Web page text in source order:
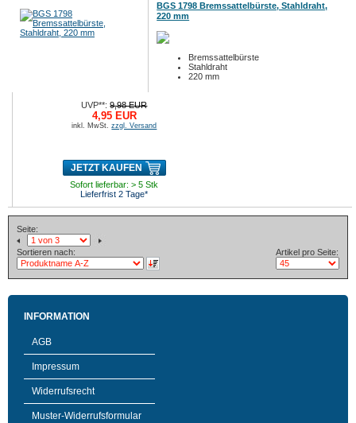
BGS 1798 Bremssattelbürste, Stahldraht,
220 mm
Bremssattelbürste
Stahldraht
220 mm
UVP**:9,98 EUR
4,95 EUR
inkl. MwSt.zzgl. Versand
JETZT KAUFEN
Sofort lieferbar: > 5 Stk
Lieferfrist 2 Tage*
Seite:
Sortieren nach: Artikel pro Seite:
INFORMATION
AGB
Impressum
Widerrufsrecht
Muster-Widerrufsformular